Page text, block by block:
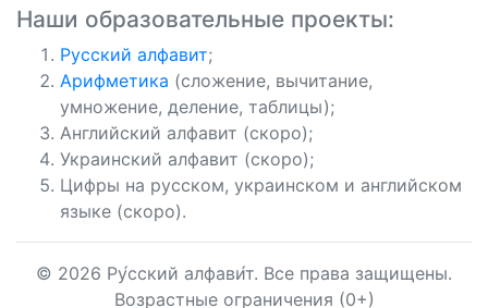
Наши образовательные проекты:
Русский алфавит;
Арифметика (сложение, вычитание,
умножение, деление, таблицы);
Английский алфавит (скоро);
Украинский алфавит (скоро);
Цифры на русском, украинском и английском
языке (скоро).
© 2026 Ру́сский алфави́т. Все права защищены.
Возрастные ограничения (0+)